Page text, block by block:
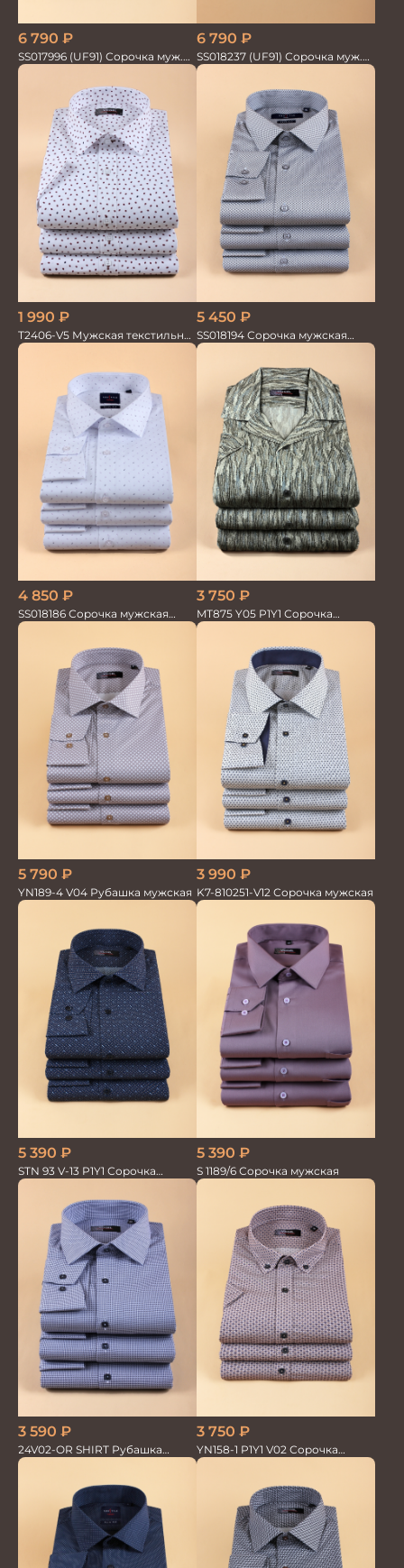
6 790 ₽
SS017996 (UF91) Сорочка муж.
GROSTYLE TRENDY
6 790 ₽
SS018237 (UF91) Сорочка муж.
GROSTYLE TRENDY
1 990 ₽
T2406-V5 Мужская текстильная
рубашка / Сорочка
5 450 ₽
SS018194 Сорочка мужская
GROSTYLE PRIME
4 850 ₽
SS018186 Сорочка мужская
GROSTYLE TRENDY
3 750 ₽
MT875 Y05 P1Y1 Сорочка
мужская
5 790 ₽
YN189-4 V04 Рубашка мужская
3 990 ₽
K7-810251-V12 Сорочка мужская
5 390 ₽
STN 93 V-13 P1Y1 Сорочка
мужская
5 390 ₽
S 1189/6 Сорочка мужская
3 590 ₽
24V02-OR SHIRT Рубашка
мужская
3 750 ₽
YN158-1 P1Y1 V02 Сорочка
мужская кор.рукав